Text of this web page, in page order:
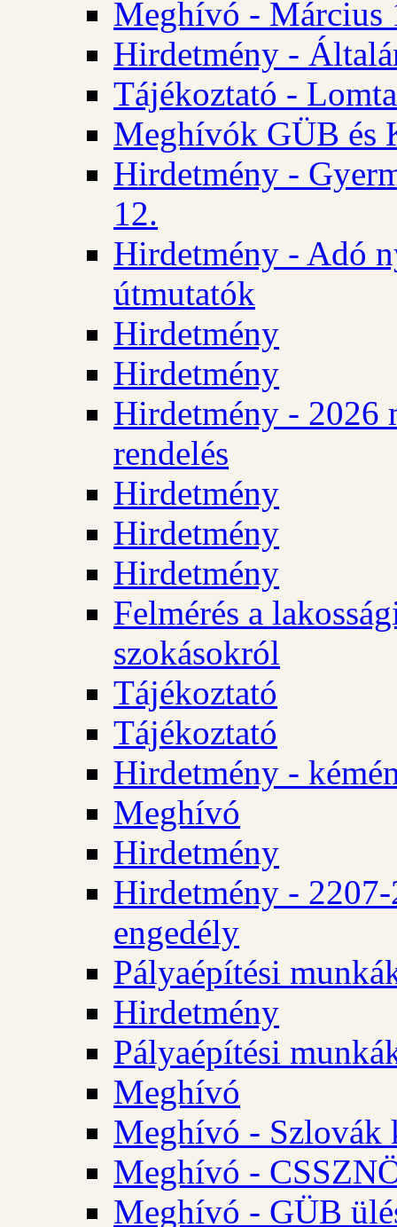
Meghívó - Március
Hirdetmény -
Tájékoztató -
Meghívók GÜB és
Hirdetmény -
12.
Hirdetmény - Adó
útmutatók
Hirdetmény
Hirdetmény
Hirdetmény - 2026
rendelés
Hirdetmény
Hirdetmény
Hirdetmény
Felmérés a
szokásokról
Tájékoztató
Tájékoztató
Hirdetmény -
Meghívó
Hirdetmény
Hirdetmény -
engedély
Pályaépítési
Hirdetmény
Pályaépítési
Meghívó
Meghívó - Szlovák
Meghívó -
Meghívó - GÜB